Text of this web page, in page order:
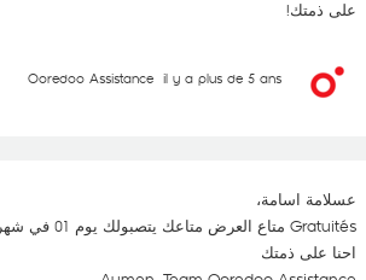
على ذمتك!
Ooredoo Assistance il y a plus de 5 ans
عسلامة اسامة،
Gratuités متاع العرض متاعك يتصبولك يوم 01 في شهر بعد منتصف الليل.
احنا على ذمتك